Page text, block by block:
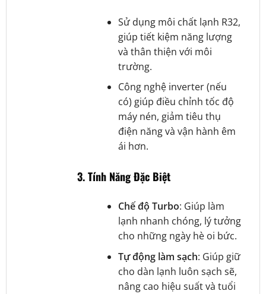
Sử dụng môi chất lạnh R32,
giúp tiết kiệm năng lượng
và thân thiện với môi
trường.
Công nghệ inverter (nếu
có) giúp điều chỉnh tốc độ
máy nén, giảm tiêu thụ
điện năng và vận hành êm
ái hơn.
3.Tính Năng Đặc Biệt
Chế độ Turbo: Giúp làm
lạnh nhanh chóng, lý tưởng
cho những ngày hè oi bức.
Tự động làm sạch: Giúp giữ
cho dàn lạnh luôn sạch sẽ,
nâng cao hiệu suất và tuổi